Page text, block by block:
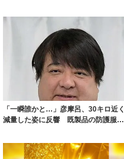
「一瞬誰かと…」彦摩呂、30キロ近く
減量した姿に反響 既製品の防護服が